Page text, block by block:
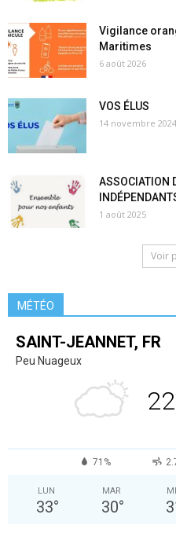
Vigilance
Maritimes
6 août 2026
VOS ÉLUS
14 novembre 2024
ASSOCIATION
1 août 2025
Voir
MÉTÉO
SAINT-JEANNET, FR
Peu Nuageux
71%
LUN
33°
MAR
30°